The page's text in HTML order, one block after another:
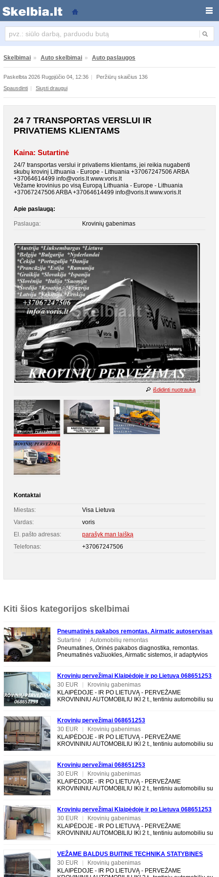
Skelbimai » Auto skelbimai » Auto paslaugos
Paskelbta 2026 Rugpjūčio 04, 12:36 |
Peržiūrų skaičius 136
Spausdinti | Siųsti draugui
24 7 TRANSPORTAS VERSLUI IR
PRIVATIEMS KLIENTAMS
Kaina: Sutartinė
24/7 transportas verslui ir privatiems klientams, jei reikia nugabenti
skubų krovinį Lithuania - Europe - Lithuania +37067247506 ARBA
+37064614499 info@voris.lt www.voris.lt
Vežame krovinius po visą Europą Lithuania - Europe - Lithuania
+37067247506 ARBA +37064614499 info@voris.lt www.voris.lt
Apie paslaugą:
Paslauga: Krovinių gabenimas
išdidinti nuotrauką
Kontaktai
Miestas:
Visa Lietuva
Vardas:
voris
El. pašto adresas:
parašyk man laišką
Telefonas:
+37067247506
Kiti šios kategorijos skelbimai
Pneumatinės pakabos remontas. Airmatic autoservisas
Sutartinė
Automobilių remontas
Pneumatines, Orinės pakabos diagnostika, remontas.
Pneumatinės važiuokles, Airmatic sistemos, ir adaptyvios
Krovinių pervežimai Klaipėdoje ir po Lietuvą 068651253
30 EUR
Krovinių gabenimas
KLAIPĖDOJE - IR PO LIETUVĄ - PERVEŽAME
KROVININIU AUTOMOBILIU IKI 2 t., tentiniu automobiliu su
Krovinių pervežimai 068651253
30 EUR
Krovinių gabenimas
KLAIPĖDOJE - IR PO LIETUVĄ - PERVEŽAME
KROVININIU AUTOMOBILIU IKI 2 t., tentiniu automobiliu su
Krovinių pervežimai 068651253
30 EUR
Krovinių gabenimas
KLAIPĖDOJE - IR PO LIETUVĄ - PERVEŽAME
KROVININIU AUTOMOBILIU IKI 2 t., tentiniu automobiliu su
Krovinių pervežimai Klaipėdoje ir po Lietuvą 068651253
30 EUR
Krovinių gabenimas
KLAIPĖDOJE - IR PO LIETUVĄ - PERVEŽAME
KROVININIU AUTOMOBILIU IKI 2 t., tentiniu automobiliu su
VEŽAME BALDUS BUITINE TECHNIKA STATYBINES
MEDŽIAGAS IR KITA KLAIPĖDOJE IR PO LIETUVĄ
068651253
30 EUR
Krovinių gabenimas
KLAIPĖDOJE - IR PO LIETUVĄ - PERVEŽAME